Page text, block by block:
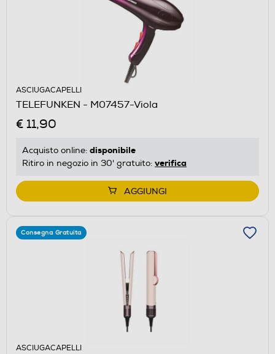
ASCIUGACAPELLI
TELEFUNKEN - M07457-Viola
€ 11,90
Acquisto online: disponibile
Ritiro in negozio in 30' gratuito: verifica
AGGIUNGI
Consegna Gratuita
ASCIUGACAPELLI